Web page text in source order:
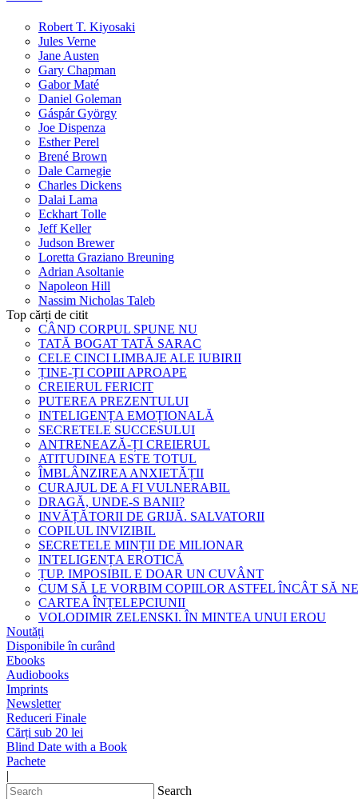
Robert T. Kiyosaki
Jules Verne
Jane Austen
Gary Chapman
Gabor Maté
Daniel Goleman
Gáspár György
Joe Dispenza
Esther Perel
Brené Brown
Dale Carnegie
Charles Dickens
Dalai Lama
Eckhart Tolle
Jeff Keller
Judson Brewer
Loretta Graziano Breuning
Adrian Asoltanie
Napoleon Hill
Nassim Nicholas Taleb
Top cărți de citit
CÂND CORPUL SPUNE NU
TATĂ BOGAT TATĂ SARAC
CELE CINCI LIMBAJE ALE IUBIRII
ȚINE-ȚI COPIII APROAPE
CREIERUL FERICIT
PUTEREA PREZENTULUI
INTELIGENȚA EMOȚIONALĂ
SECRETELE SUCCESULUI
ANTRENEAZĂ-ȚI CREIERUL
ATITUDINEA ESTE TOTUL
ÎMBLÂNZIREA ANXIETĂȚII
CURAJUL DE A FI VULNERABIL
DRAGĂ, UNDE-S BANII?
INVĂȚĂTORII DE GRIJĂ. SALVATORII
COPILUL INVIZIBIL
SECRETELE MINȚII DE MILIONAR
INTELIGENȚA EROTICĂ
ȚUP. IMPOSIBIL E DOAR UN CUVÂNT
CUM SĂ LE VORBIM COPIILOR ASTFEL ÎNCÂT SĂ
CARTEA ÎNȚELEPCIUNII
VOLODIMIR ZELENSKI. ÎN MINTEA UNUI EROU
Noutăți
Disponibile în curând
Ebooks
Audiobooks
Imprints
Newsletter
Reduceri Finale
Cărți sub 20 lei
Blind Date with a Book
Pachete
|
Search